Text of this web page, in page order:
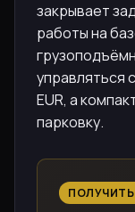
закрывает
работы на
управляться
EUR, а
парковку.